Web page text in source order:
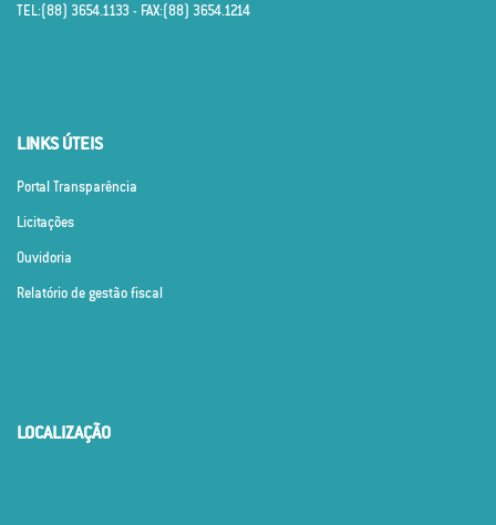
TEL:(88) 3654.1133 - FAX:(88) 3654.1214
LINKS ÚTEIS
Portal Transparência
Licitações
Ouvidoria
Relatório de gestão fiscal
LOCALIZAÇÃO